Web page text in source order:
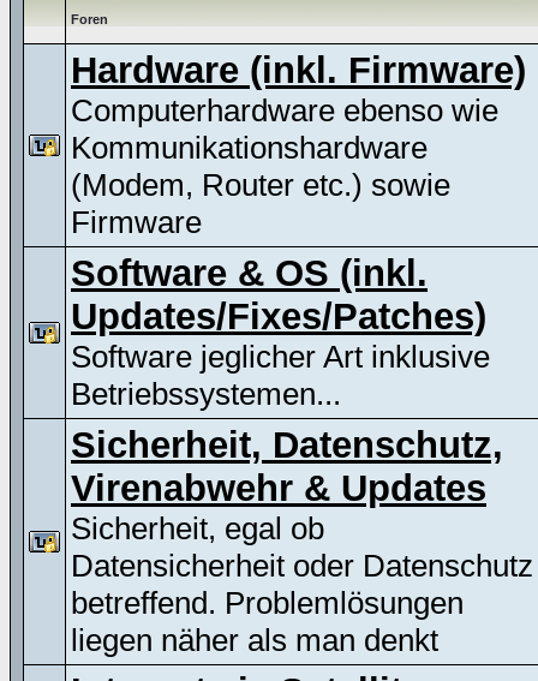
Foren
Hardware (inkl. Firmware)
Computerhardware ebenso wie
Kommunikationshardware
(Modem, Router etc.) sowie
Firmware
Software & OS (inkl.
Updates/Fixes/Patches)
Software jeglicher Art inklusive
Betriebssystemen...
Sicherheit, Datenschutz,
Virenabwehr & Updates
Sicherheit, egal ob
Datensicherheit oder Datenschutz
betreffend. Problemlösungen
liegen näher als man denkt